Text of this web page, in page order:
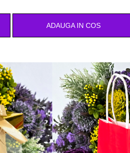
ADAUGA IN COS